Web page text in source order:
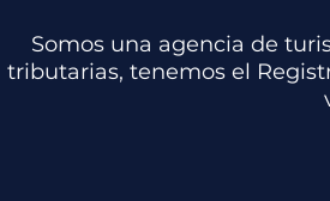
Somos una agencia de
tributarias, tenemos el